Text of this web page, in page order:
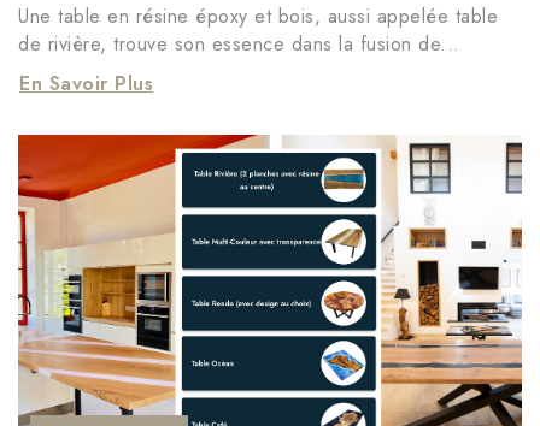
Une table en résine époxy et bois, aussi appelée table
de rivière, trouve son essence dans la fusion de...
En Savoir Plus